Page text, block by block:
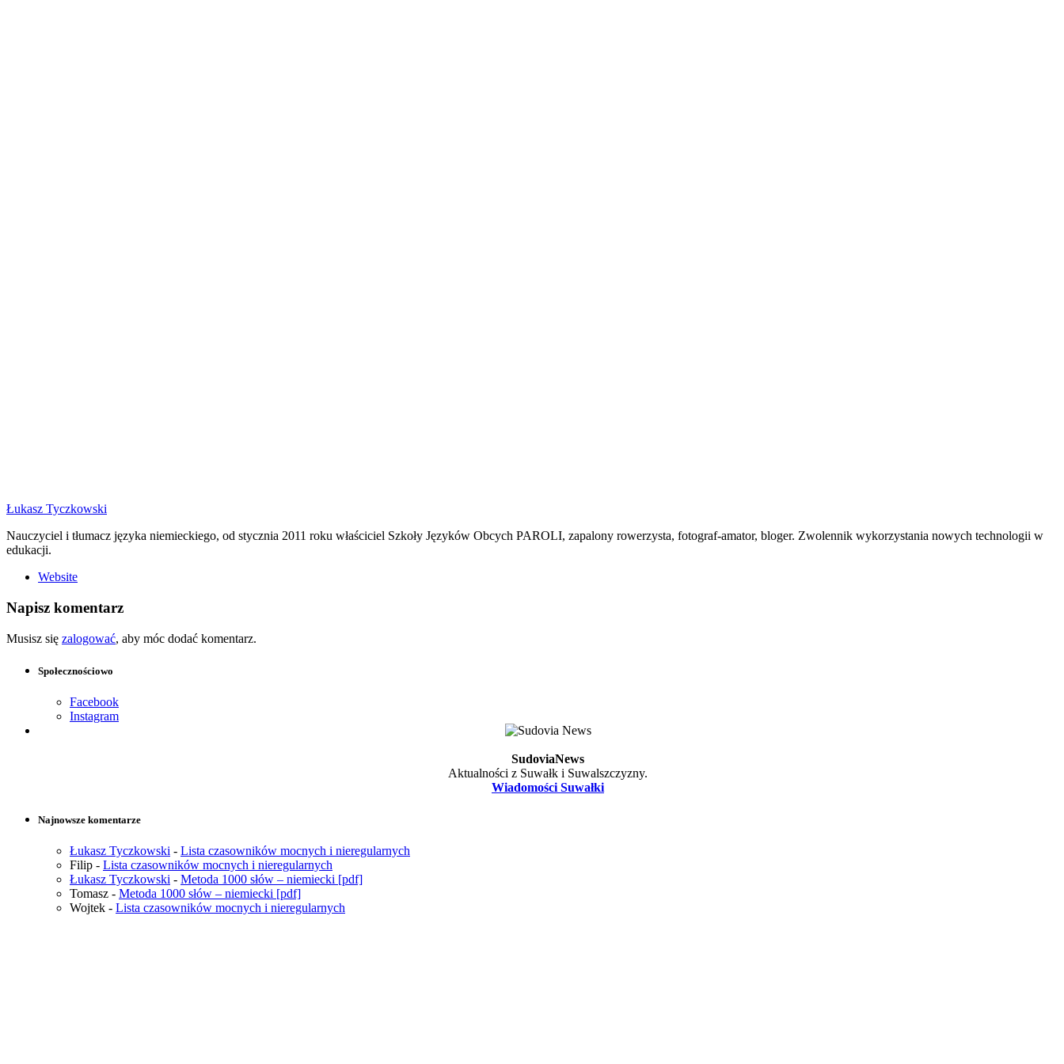
Łukasz Tyczkowski
Nauczyciel i tłumacz języka niemieckiego, od stycznia 2011 roku właściciel Szkoły Języków Obcych PAROLI, zapalony rowerzysta, fotograf-amator, bloger. Zwolennik wykorzystania nowych technologii w
edukacji.
Website
Napisz komentarz
Musisz się zalogować, aby móc dodać komentarz.
Społecznościowo
Facebook
Instagram
SudoviaNews
Aktualności z Suwałk i Suwalszczyzny.
Wiadomości Suwałki
Najnowsze komentarze
Łukasz Tyczkowski - Lista czasowników mocnych i nieregularnych
Filip - Lista czasowników mocnych i nieregularnych
Łukasz Tyczkowski - Metoda 1000 słów – niemiecki [pdf]
Tomasz - Metoda 1000 słów – niemiecki [pdf]
Wojtek - Lista czasowników mocnych i nieregularnych